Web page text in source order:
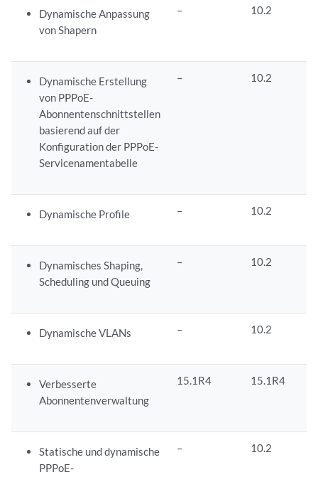
Dynamische Anpassung
von Shapern
– 10.2
Dynamische Erstellung
von PPPoE-
Abonnentenschnittstellen
basierend auf der
Konfiguration der PPPoE-
Servicenamentabelle
– 10.2
Dynamische Profile – 10.2
Dynamisches Shaping,
Scheduling und Queuing
– 10.2
Dynamische VLANs – 10.2
Verbesserte
Abonnentenverwaltung
15.1R4 15.1R4
Statische und dynamische
PPPoE-
– 10.2